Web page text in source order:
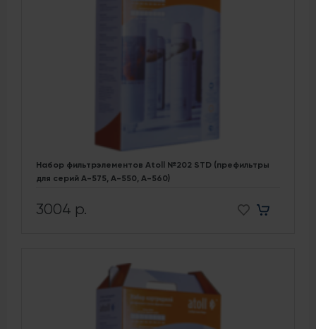
Набор фильтрэлементов Atoll №202 STD (префильтры
для серий A-575, A-550, A-560)
3004 р.